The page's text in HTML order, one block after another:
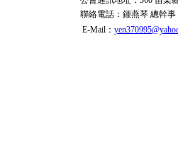
聯絡電話： 鍾燕琴 總幹事
E-Mail：